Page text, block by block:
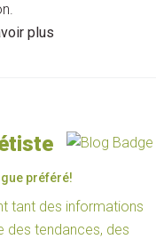
plus
préféré!
tant des informations
des tendances, des